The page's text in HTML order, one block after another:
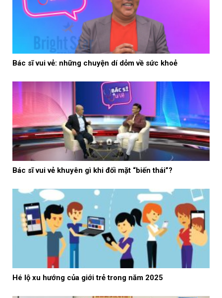
Bác sĩ vui vẻ: những chuyện dí dỏm về sức khoẻ
Bác sĩ vui vẻ khuyên gì khi đối mặt “biến thái”?
Hé lộ xu hướng của giới trẻ trong năm 2025